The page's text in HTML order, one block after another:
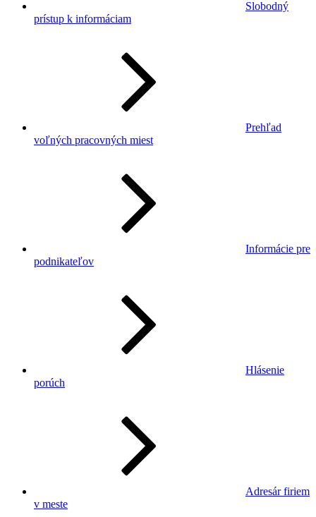
Slobodný
prístup k informáciam
Prehľad
voľných pracovných miest
Informácie pre
podnikateľov
Hlásenie
porúch
Adresár firiem
v meste